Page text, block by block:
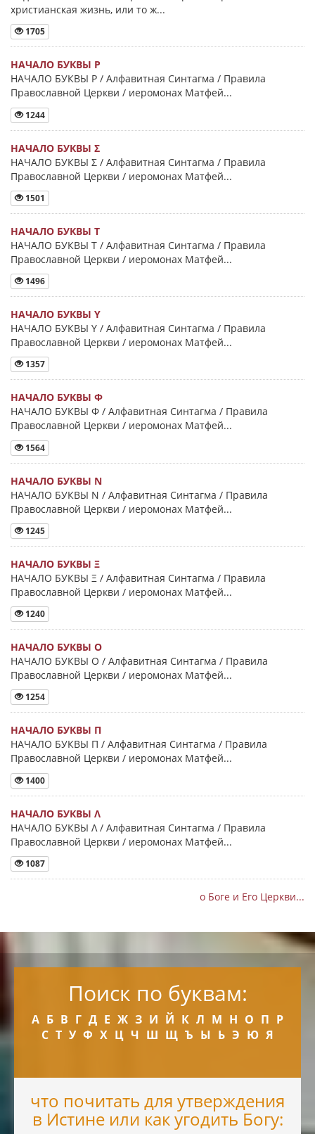
христианская жизнь, или то ж...
1705
НАЧАЛО БУКВЫ Ρ
НАЧАЛО БУКВЫ Ρ / Алфавитная Синтагма / Правила
Православной Церкви / иеромонах Матфей...
1244
НАЧАЛО БУКВЫ Σ
НАЧАЛО БУКВЫ Σ / Алфавитная Синтагма / Правила
Православной Церкви / иеромонах Матфей...
1501
НАЧАЛО БУКВЫ Τ
НАЧАЛО БУКВЫ Τ / Алфавитная Синтагма / Правила
Православной Церкви / иеромонах Матфей...
1496
НАЧАЛО БУКВЫ Y
НАЧАЛО БУКВЫ Y / Алфавитная Синтагма / Правила
Православной Церкви / иеромонах Матфей...
1357
НАЧАЛО БУКВЫ Φ
НАЧАЛО БУКВЫ Φ / Алфавитная Синтагма / Правила
Православной Церкви / иеромонах Матфей...
1564
НАЧАЛО БУКВЫ Ν
НАЧАЛО БУКВЫ Ν / Алфавитная Синтагма / Правила
Православной Церкви / иеромонах Матфей...
1245
НАЧАЛО БУКВЫ Ξ
НАЧАЛО БУКВЫ Ξ / Алфавитная Синтагма / Правила
Православной Церкви / иеромонах Матфей...
1240
НАЧАЛО БУКВЫ Ο
НАЧАЛО БУКВЫ Ο / Алфавитная Синтагма / Правила
Православной Церкви / иеромонах Матфей...
1254
НАЧАЛО БУКВЫ Π
НАЧАЛО БУКВЫ Π / Алфавитная Синтагма / Правила
Православной Церкви / иеромонах Матфей...
1400
НАЧАЛО БУКВЫ Λ
НАЧАЛО БУКВЫ Λ / Алфавитная Синтагма / Правила
Православной Церкви / иеромонах Матфей...
1087
о Боге и Его Церкви...
Поиск по буквам:
А Б В Г Д Е Ж З И Й К Л М Н О П Р
С Т У Ф Х Ц Ч Ш Щ Ъ Ы Ь Э Ю Я
что почитать для утверждения
в Истине или как угодить Богу: